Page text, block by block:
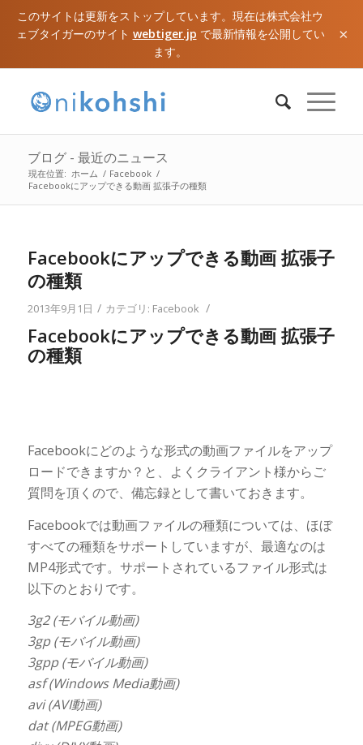
このサイトは更新をストップしています。現在は株式会社ウ
ェブタイガーのサイト webtiger.jp で最新情報を公開してい
ます。
×
ブログ - 最近のニュース
現在位置: ホーム / Facebook /
Facebookにアップできる動画 拡張子の種類
Facebookにアップできる動画 拡張子
の種類
2013年9月1日 / カテゴリ: Facebook /
Facebookにアップできる動画 拡張子
の種類
Facebookにどのような形式の動画ファイルをアップ
ロードできますか？と、よくクライアント様からご
質問を頂くので、備忘録として書いておきます。
Facebookでは動画ファイルの種類については、ほぼ
すべての種類をサポートしていますが、最適なのは
MP4形式です。サポートされているファイル形式は
以下のとおりです。
3g2 (モバイル動画)
3gp (モバイル動画)
3gpp (モバイル動画)
asf (Windows Media動画)
avi (AVI動画)
dat (MPEG動画)